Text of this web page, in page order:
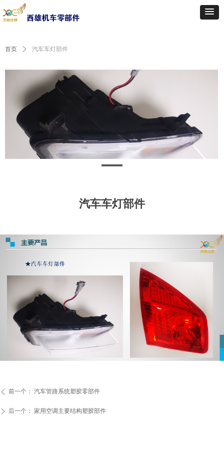
首页 ꄲ 汽车车灯部件
汽车车灯部件
ꄴ 前一个： 汽车管路系统塑胶零部件
ꄲ 后一个： 家用空调主要结构塑胶部件